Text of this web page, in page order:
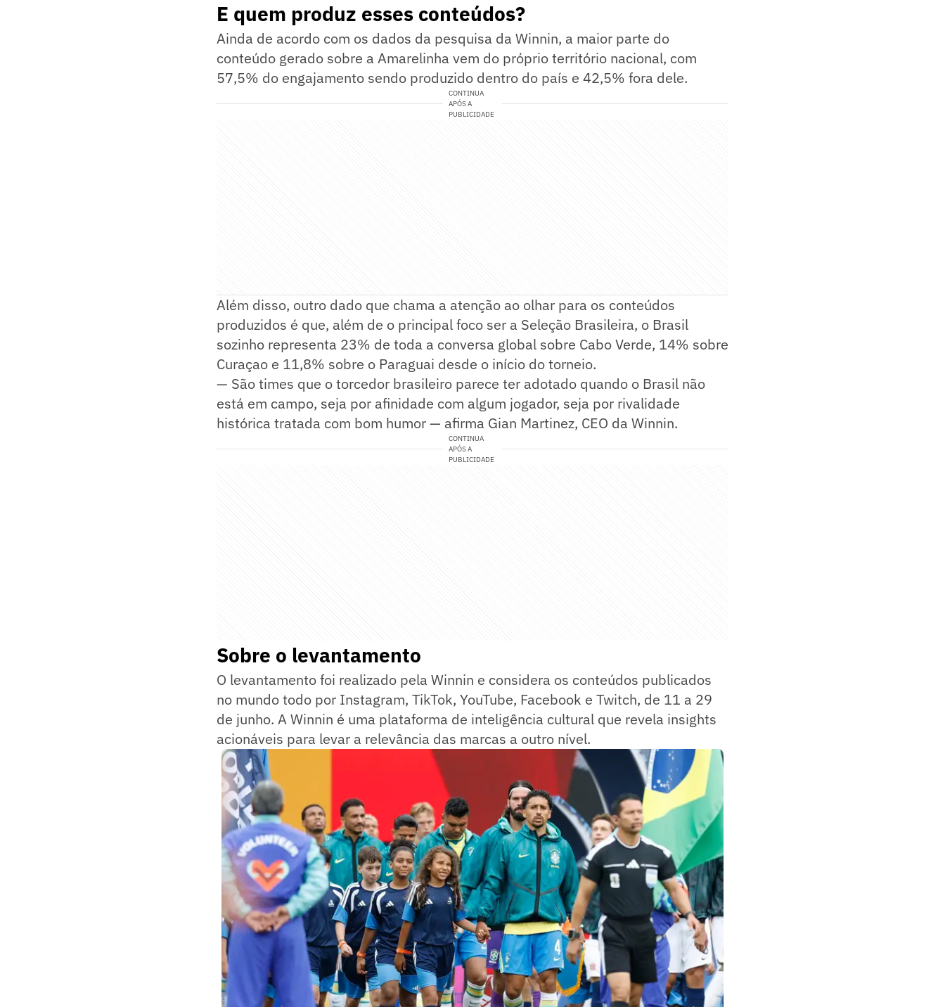
E quem produz esses conteúdos?
Ainda de acordo com os dados da pesquisa da Winnin, a maior parte do
conteúdo gerado sobre a Amarelinha vem do próprio território nacional, com
57,5% do engajamento sendo produzido dentro do país e 42,5% fora dele.
CONTINUA
APÓS A
PUBLICIDADE
Além disso, outro dado que chama a atenção ao olhar para os conteúdos
produzidos é que, além de o principal foco ser a Seleção Brasileira, o Brasil
sozinho representa 23% de toda a conversa global sobre Cabo Verde, 14% sobre
Curaçao e 11,8% sobre o Paraguai desde o início do torneio.
— São times que o torcedor brasileiro parece ter adotado quando o Brasil não
está em campo, seja por afinidade com algum jogador, seja por rivalidade
histórica tratada com bom humor — afirma Gian Martinez, CEO da Winnin.
CONTINUA
APÓS A
PUBLICIDADE
Sobre o levantamento
O levantamento foi realizado pela Winnin e considera os conteúdos publicados
no mundo todo por Instagram, TikTok, YouTube, Facebook e Twitch, de 11 a 29
de junho. A Winnin é uma plataforma de inteligência cultural que revela insights
acionáveis para levar a relevância das marcas a outro nível.